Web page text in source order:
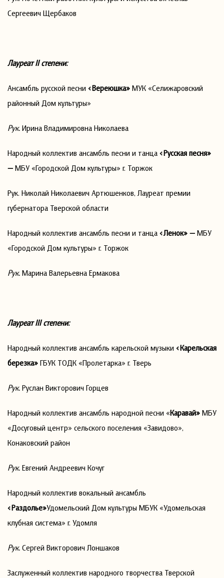
Сергеевич Щербаков
ЛауреатIIстепени:
Ансамбль русской песни «Вереюшка» МУК «Селижаровский
районный Дом культуры»
Рук. Ирина Владимировна Николаева
Народный коллектив ансамбль песни и танца «Русская песня»
— МБУ «Городской Дом культуры» г. Торжок
Рук. Николай Николаевич Артюшенков, Лауреат премии
губернатора Тверской области
Народный коллектив ансамбль песни и танца «Ленок» — МБУ
«Городской Дом культуры» г. Торжок
Рук. Марина Валерьевна Ермакова
ЛауреатIIIстепени:
Народный коллектив ансамбль карельской музыки «Карельская
березка» ГБУК ТОДК «Пролетарка» г. Тверь
Рук. Руслан Викторович Горцев
Народный коллектив ансамбль народной песни «Каравай» МБУ
«Досуговый центр» сельского поселения «Завидово»,
Конаковский район
Рук. Евгений Андреевич Кочуг
Народный коллектив вокальный ансамбль
«Раздолье»Удомельский Дом культуры МБУК «Удомельская
клубная система» г. Удомля
Рук. Сергей Викторович Лоншаков
Заслуженный коллектив народного творчества Тверской